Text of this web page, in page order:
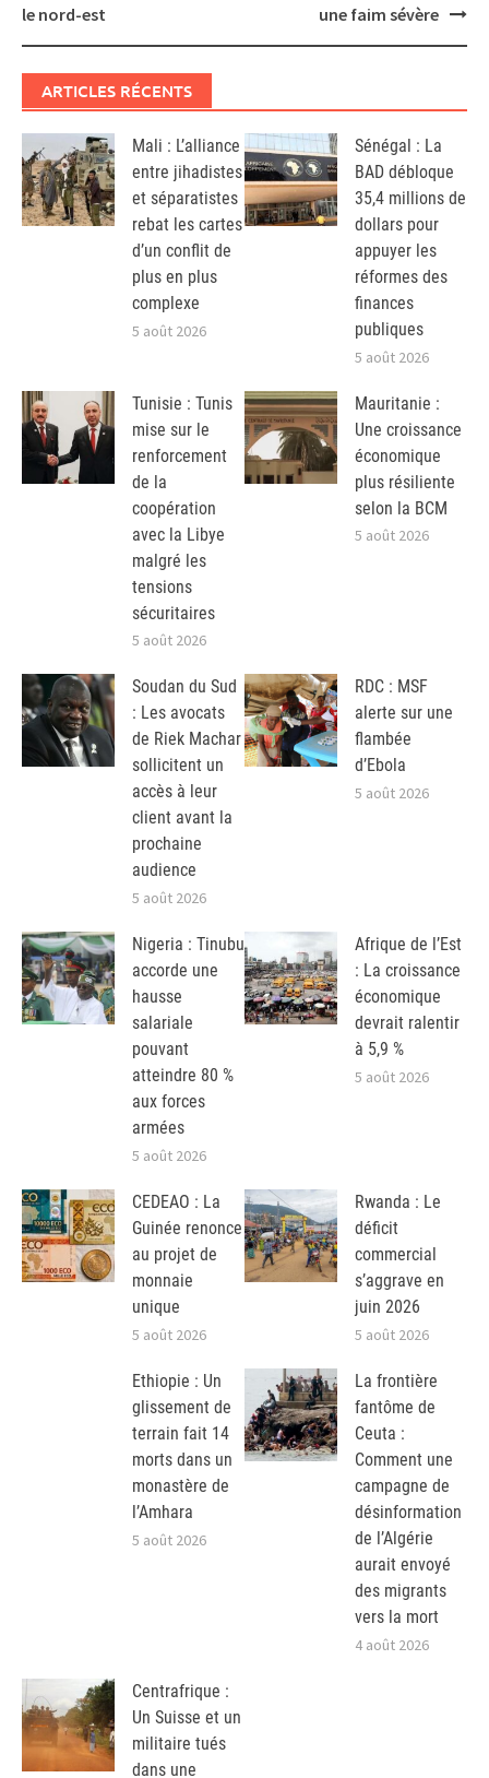
le nord-est
une faim sévère
ARTICLES RÉCENTS
Mali : L’alliance
entre jihadistes
et séparatistes
rebat les cartes
d’un conflit de
plus en plus
complexe
5 août 2026
Sénégal : La
BAD débloque
35,4 millions de
dollars pour
appuyer les
réformes des
finances
publiques
5 août 2026
Tunisie : Tunis
mise sur le
renforcement
de la
coopération
avec la Libye
malgré les
tensions
sécuritaires
5 août 2026
Mauritanie :
Une croissance
économique
plus résiliente
selon la BCM
5 août 2026
Soudan du Sud
: Les avocats
de Riek Machar
sollicitent un
accès à leur
client avant la
prochaine
audience
5 août 2026
RDC : MSF
alerte sur une
flambée
d’Ebola
5 août 2026
Nigeria : Tinubu
accorde une
hausse
salariale
pouvant
atteindre 80 %
aux forces
armées
5 août 2026
Afrique de l’Est
: La croissance
économique
devrait ralentir
à 5,9 %
5 août 2026
CEDEAO : La
Guinée renonce
au projet de
monnaie
unique
5 août 2026
Rwanda : Le
déficit
commercial
s’aggrave en
juin 2026
5 août 2026
Ethiopie : Un
glissement de
terrain fait 14
morts dans un
monastère de
l’Amhara
5 août 2026
La frontière
fantôme de
Ceuta :
Comment une
campagne de
désinformation
de l’Algérie
aurait envoyé
des migrants
vers la mort
4 août 2026
Centrafrique :
Un Suisse et un
militaire tués
dans une